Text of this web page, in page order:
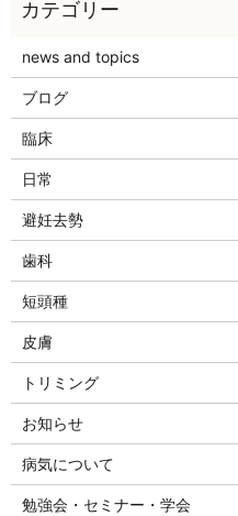
news and topics
ブログ
臨床
日常
避妊去勢
歯科
短頭種
皮膚
トリミング
お知らせ
病気について
勉強会・セミナー・学会